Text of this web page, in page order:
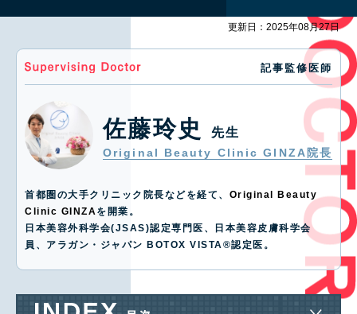
更新日：2025年08月27日
記事監修医師
佐藤玲史 先生
Original Beauty Clinic GINZA院長
首都圏の大手クリニック院長などを経て、 Original Beauty
Clinic GINZAを開業。
日本美容外科学会(JSAS)認定専門医、日本美容皮膚科学会
員、アラガン・ジャパン BOTOX VISTA®️認定医。